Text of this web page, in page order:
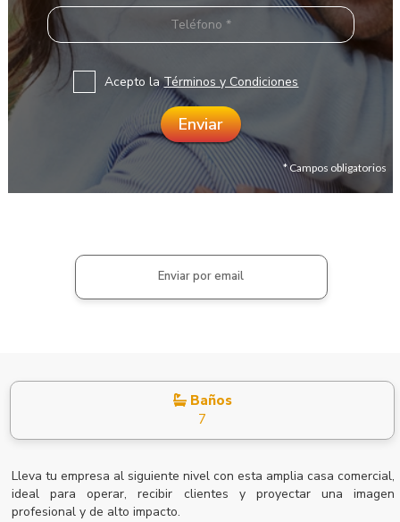
Acepto laTérminos y Condiciones
* Campos obligatorios
Enviar por email
Baños
7
Lleva tu empresa al siguiente nivel con esta amplia casa comercial,
ideal para operar, recibir clientes y proyectar una imagen
profesional y de alto impacto.